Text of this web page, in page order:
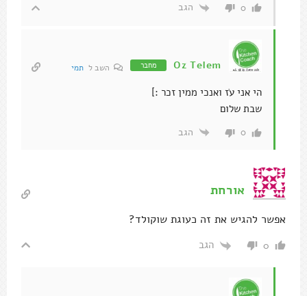
0 הגב
Oz Telem מחבר השב ל תמי
הי אני עֹז ואנכי ממין זכר :]
שבת שלום
0 הגב
אורחת
אפשר להגיש את זה כעוגת שוקולד?
0 הגב